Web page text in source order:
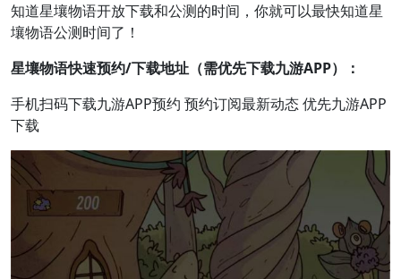
知道星壤物语开放下载和公测的时间，你就可以最快知道星
壤物语公测时间了！
星壤物语快速预约/下载地址（需优先下载九游APP）：
手机扫码下载九游APP预约 预约订阅最新动态 优先九游APP
下载